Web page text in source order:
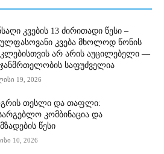
კვების 13 ძირითადი წესი –
კვება მხოლოდ წონის
არ არის აუცილებელი —
ჯანმრთელობის საფუძველია
19, 2026
თესლი და თაფლი:
კომბინაცია და
წესი
10, 2026